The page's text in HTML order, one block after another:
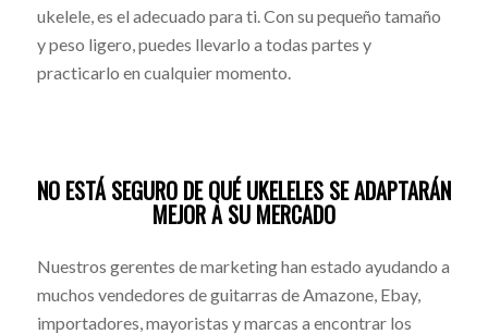
ukelele, es el adecuado para ti. Con su pequeño tamaño
y peso ligero, puedes llevarlo a todas partes y
practicarlo en cualquier momento.
NO ESTÁ SEGURO DE QUÉ UKELELES SE ADAPTARÁN
MEJOR A SU MERCADO
Nuestros gerentes de marketing han estado ayudando a
muchos vendedores de guitarras de Amazone, Ebay,
importadores, mayoristas y marcas a encontrar los